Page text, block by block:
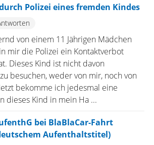
Polizei eines fremden Kindes
von einem 11 Jährigen Mädchen
mir die Polizei ein Kontaktverbot
Dieses Kind ist nicht davon
besuchen, weder von mir, noch von
bekomme ich jedesmal eine
dieses Kind in mein Ha ...
bei BlaBlaCar-Fahrt
Aufenthaltstitel)